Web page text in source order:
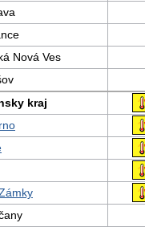
Nová Ves
kraj